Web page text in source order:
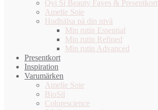
Qvi Si Beauty Faves & Presentkort
Amelie Soie
Hudhälsa på din nivå
Min rutin Essential
Min rutin Refined
Min rutin Advanced
Presentkort
Inspiration
Varumärken
Amelie Soie
BioSil
Colorescience